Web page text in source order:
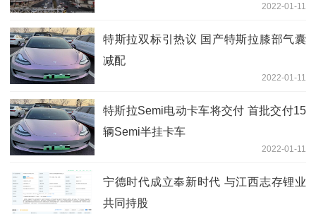
2022-01-11
特斯拉双标引热议 国产特斯拉膝部气囊
减配
2022-01-11
特斯拉Semi电动卡车将交付 首批交付15
辆Semi半挂卡车
2022-01-11
宁德时代成立奉新时代 与江西志存锂业
共同持股